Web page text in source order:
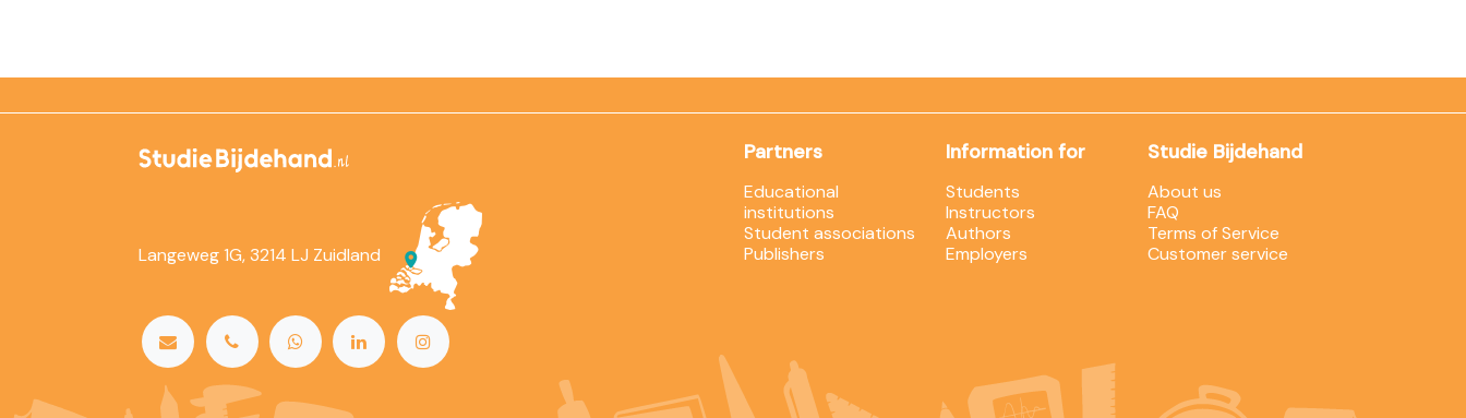
Partners
Educational
institutions
Student associations
Publishers
Information for
Students
Instructors
Authors
Employers
Studie Bijdehand
About us
FAQ
Terms of Service
Customer service
Langeweg 1G, 3214 LJ Zuidland